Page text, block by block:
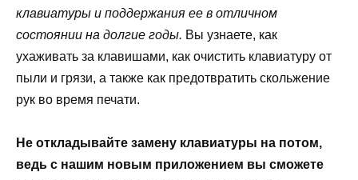
клавиатуры и поддержания ее в отличном
состоянии на долгие годы. Вы узнаете, как
ухаживать за клавишами, как очистить клавиатуру от
пыли и грязи, а также как предотвратить скольжение
рук во время печати.
Не откладывайте замену клавиатуры на потом,
ведь с нашим новым приложением вы сможете